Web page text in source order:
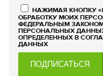
НАЖИМАЯ КНОПКУ
ОБРАБОТКУ МОИХ
ФЕДЕРАЛЬНЫМ ЗАКОНОМ
ПЕРСОНАЛЬНЫХ
ОПРЕДЕЛЕННЫХ В
ДАННЫХ
ПОДПИСАТЬСЯ